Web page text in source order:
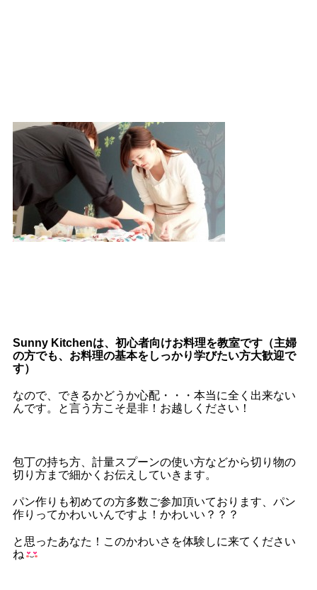
Sunny Kitchenは、初心者向けお料理を教室です（主婦
の方でも、お料理の基本をしっかり学びたい方大歓迎で
す）
なので、できるかどうか心配・・・本当に全く出来ない
んです。と言う方こそ是非！お越しください！
包丁の持ち方、計量スプーンの使い方などから切り物の
切り方まで細かくお伝えしていきます。
パン作りも初めての方多数ご参加頂いております、パン
作りってかわいいんですよ！かわいい？？？
と思ったあなた！このかわいさを体験しに来てください
ね